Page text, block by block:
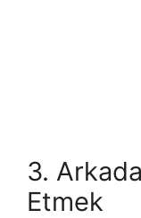
3.
Etmek